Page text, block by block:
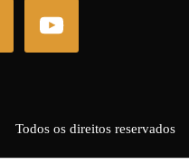
Todos os direitos reservados